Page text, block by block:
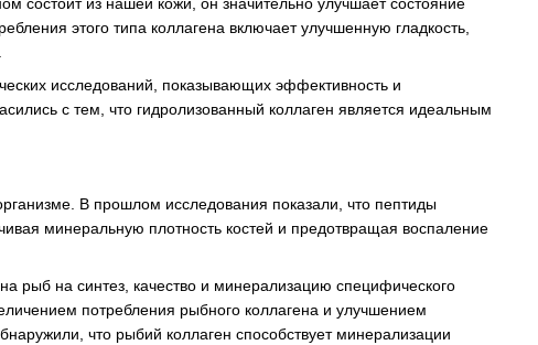
этого типа коллагена включает улучшенную гладкость,
исследований, показывающих эффективность и
с тем, что гидролизованный коллаген является идеальным
В прошлом исследования показали, что пептиды
минеральную плотность костей и предотвращая воспаление
рыб на синтез, качество и минерализацию специфического
потребления рыбного коллагена и улучшением
что рыбий коллаген способствует минерализации